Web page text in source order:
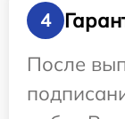
4
После